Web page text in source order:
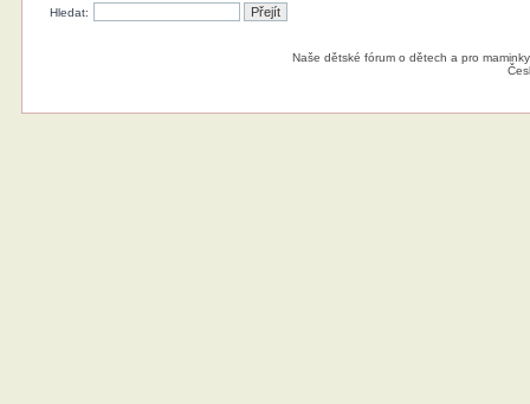
Hledat:
Naše dětské fórum o dětech a pro